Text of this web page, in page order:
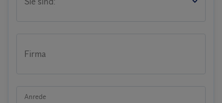
Firma
Anrede